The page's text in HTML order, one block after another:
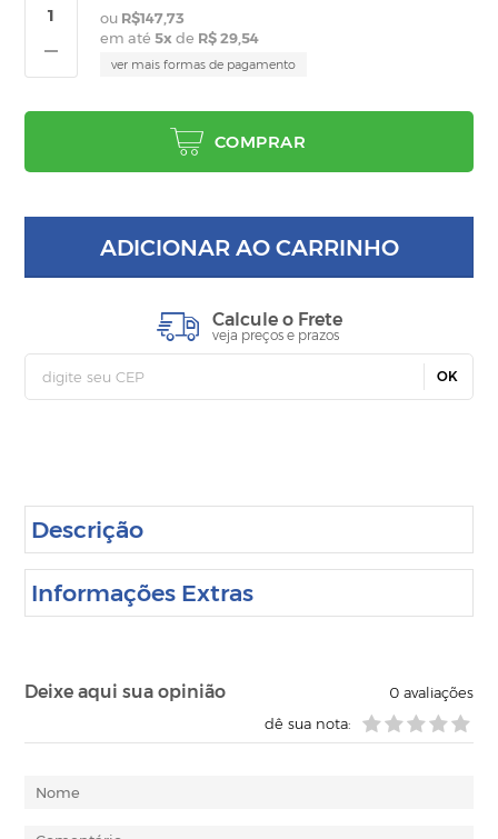
R$147,73
em até5x de R$ 29,54
ver mais formas de pagamento
COMPRAR
ADICIONAR AO CARRINHO
Calcule o Frete
veja preços e prazos
OK
Descrição
Informações Extras
Deixe aqui sua opinião 0avaliações
dê sua nota: